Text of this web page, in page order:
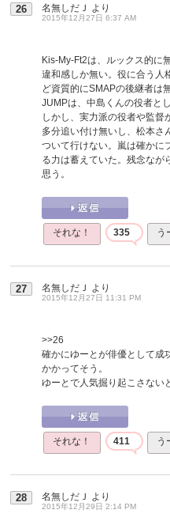
26 名無しだＪ より
2015年12月27日 6:37 AM
Kis-My-Ft2は、ルックス的に
違和感しか無い。役に合う人
ど資質的にSMAPの後継者は無
JUMPは、中島くんの役者と
しかし、実力派の役者や監督
多分追い付け無いし、松本さ
ついて行けない。嵐は確かに
る力は蓄えていた。残念なが
思う。
それな！ 335 う
27 名無しだＪ より
2015年12月27日 11:31 PM
>>26
確かにゆーとが俳優として成
かかってそう。
ゆーとで人気掘り起こさな
それな！ 411 う
28 名無しだＪ より
2015年12月29日 2:14 PM